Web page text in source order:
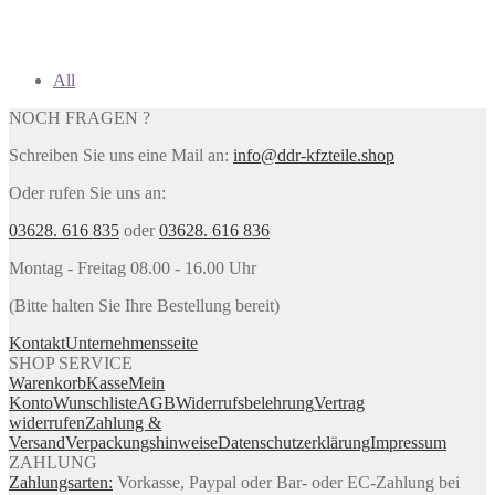
All
NOCH FRAGEN ?
Schreiben Sie uns eine Mail an: info@ddr-kfzteile.shop
Oder rufen Sie uns an:
03628. 616 835 oder03628. 616 836
Montag - Freitag 08.00 - 16.00 Uhr
(Bitte halten Sie Ihre Bestellung bereit)
KontaktUnternehmensseite
SHOP SERVICE
WarenkorbKasseMein
KontoWunschlisteAGBWiderrufsbelehrungVertrag
widerrufenZahlung &
VersandVerpackungshinweiseDatenschutzerklärungImpressum
ZAHLUNG
Zahlungsarten: Vorkasse, Paypal oder Bar- oder EC-Zahlung bei